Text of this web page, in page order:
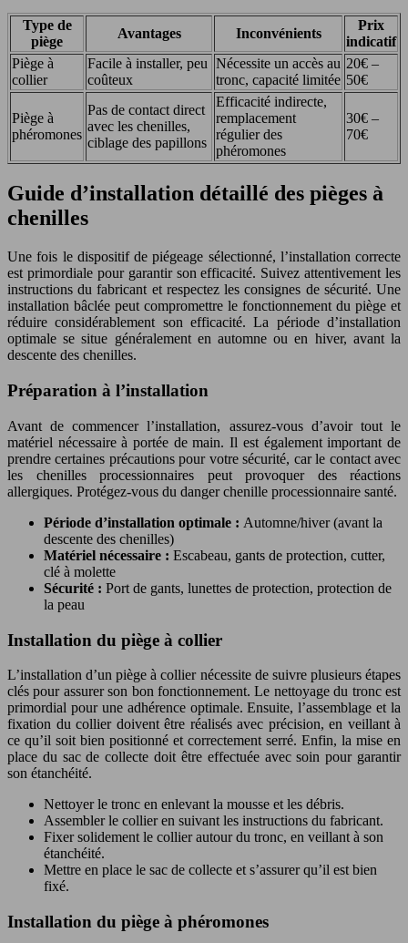
Type de
piège
Avantages Inconvénients
Prix
indicatif
Piège à
collier
Facile à installer, peu
coûteux
Nécessite un accès au
tronc, capacité limitée
20€ –
50€
Piège à
phéromones
Pas de contact direct
avec les chenilles,
ciblage des papillons
Efficacité indirecte,
remplacement
régulier des
phéromones
30€ –
70€
Guide d’installation détaillé des pièges à
chenilles
Une fois le dispositif de piégeage sélectionné, l’installation correcte
est primordiale pour garantir son efficacité. Suivez attentivement les
instructions du fabricant et respectez les consignes de sécurité. Une
installation bâclée peut compromettre le fonctionnement du piège et
réduire considérablement son efficacité. La période d’installation
optimale se situe généralement en automne ou en hiver, avant la
descente des chenilles.
Préparation à l’installation
Avant de commencer l’installation, assurez-vous d’avoir tout le
matériel nécessaire à portée de main. Il est également important de
prendre certaines précautions pour votre sécurité, car le contact avec
les chenilles processionnaires peut provoquer des réactions
allergiques. Protégez-vous du danger chenille processionnaire santé.
Période d’installation optimale : Automne/hiver (avant la
descente des chenilles)
Matériel nécessaire : Escabeau, gants de protection, cutter,
clé à molette
Sécurité : Port de gants, lunettes de protection, protection de
la peau
Installation du piège à collier
L’installation d’un piège à collier nécessite de suivre plusieurs étapes
clés pour assurer son bon fonctionnement. Le nettoyage du tronc est
primordial pour une adhérence optimale. Ensuite, l’assemblage et la
fixation du collier doivent être réalisés avec précision, en veillant à
ce qu’il soit bien positionné et correctement serré. Enfin, la mise en
place du sac de collecte doit être effectuée avec soin pour garantir
son étanchéité.
Nettoyer le tronc en enlevant la mousse et les débris.
Assembler le collier en suivant les instructions du fabricant.
Fixer solidement le collier autour du tronc, en veillant à son
étanchéité.
Mettre en place le sac de collecte et s’assurer qu’il est bien
fixé.
Installation du piège à phéromones